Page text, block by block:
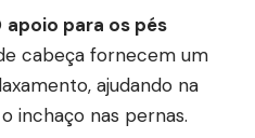
apoio para os pés
cabeça fornecem um
ajudando na
inchaço nas pernas.